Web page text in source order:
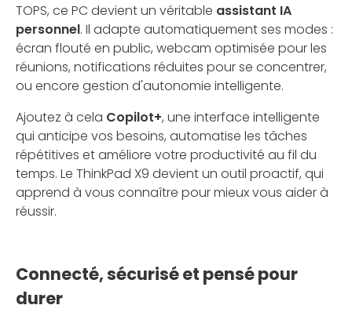
TOPS, ce PC devient un véritable assistant IA
personnel. Il adapte automatiquement ses modes :
écran flouté en public, webcam optimisée pour les
réunions, notifications réduites pour se concentrer,
ou encore gestion d'autonomie intelligente.
Ajoutez à cela Copilot+, une interface intelligente
qui anticipe vos besoins, automatise les tâches
répétitives et améliore votre productivité au fil du
temps. Le ThinkPad X9 devient un outil proactif, qui
apprend à vous connaître pour mieux vous aider à
réussir.
Connecté, sécurisé et pensé pour
durer